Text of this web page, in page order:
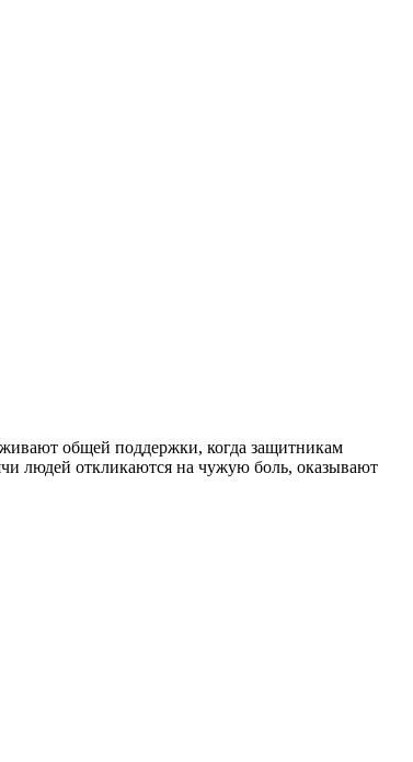
общей поддержки, когда защитникам
людей откликаются на чужую боль, оказывают